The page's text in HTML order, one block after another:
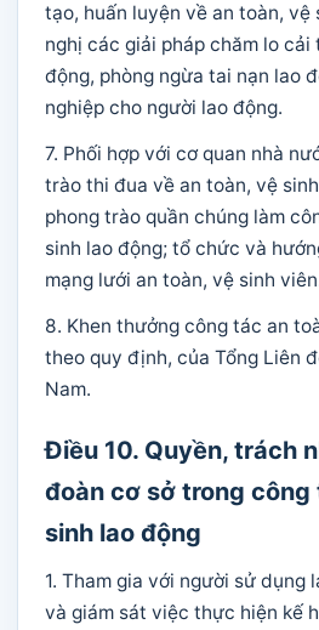
tạo, huấn luyện về an toàn, vệ
nghị các giải pháp chăm lo
động, phòng ngừa tai nạn lao
nghiệp cho người lao động.
7. Phối hợp với cơ quan nhà
trào thi đua về an toàn, vệ
phong trào quần chúng làm
sinh lao động; tổ chức và
mạng lưới an toàn, vệ sinh
8. Khen thưởng công tác an
theo quy định, của Tổng Liên
Nam.
Điều 10. Quyền, trách
đoàn cơ sở trong công
sinh lao động
1. Tham gia với người sử dụng
và giám sát việc thực hiện kế